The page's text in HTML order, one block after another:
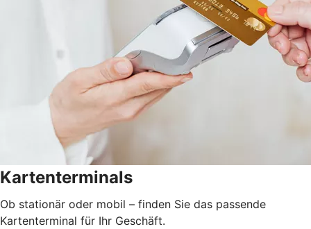
Kartenterminals
Ob stationär oder mobil – finden Sie das passende
Kartenterminal für Ihr Geschäft.